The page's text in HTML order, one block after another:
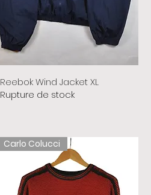
Reebok Wind Jacket XL
Rupture de stock
Carlo Colucci